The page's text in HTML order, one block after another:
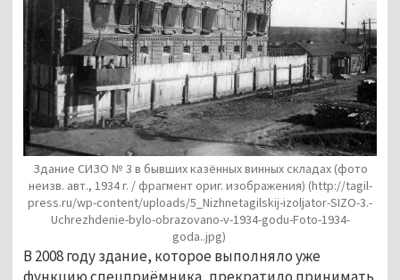
Здание СИЗО № 3 в бывших казённых винных складах (фото
неизв. авт., 1934 г. / фрагмент ориг. изображения) (http://tagil-
press.ru/wp-content/uploads/5_Nizhnetagilskij-izoljator-SIZO-3.-
Uchrezhdenie-bylo-obrazovano-v-1934-godu-Foto-1934-
goda..jpg)
В 2008 году здание, которое выполняло уже